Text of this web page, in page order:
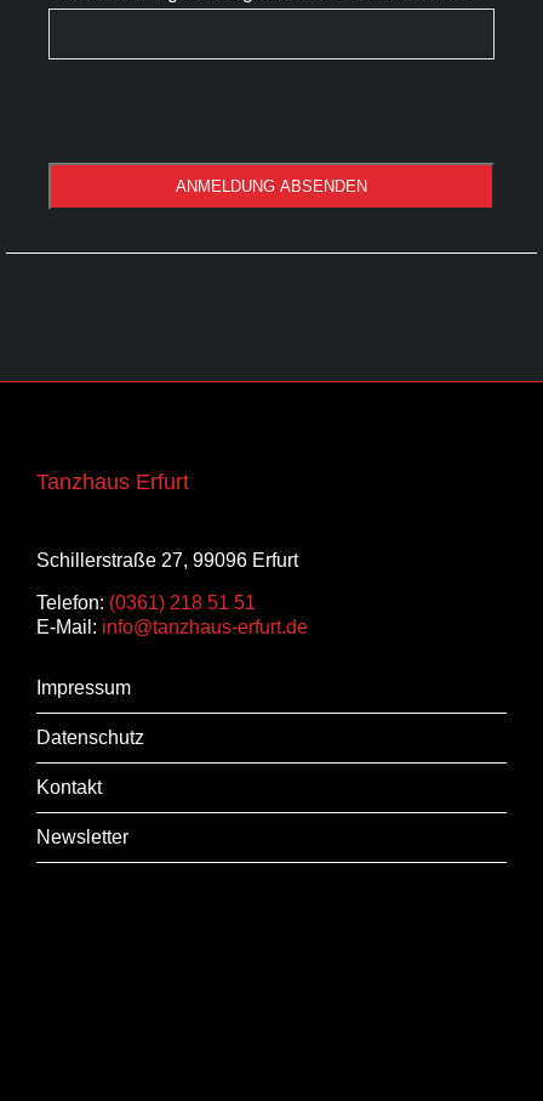
ANMELDUNG ABSENDEN
Tanzhaus Erfurt
Schillerstraße 27, 99096 Erfurt
Telefon: (0361) 218 51 51
E-Mail: info@tanzhaus-erfurt.de
Impressum
Datenschutz
Kontakt
Newsletter